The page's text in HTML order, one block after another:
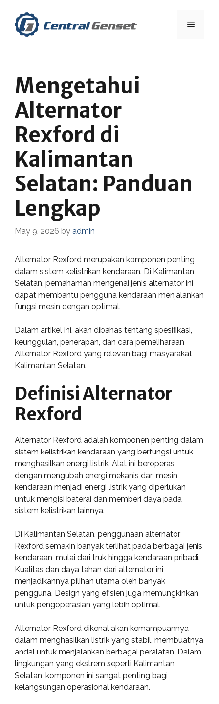
content
Menu
Mengetahui
Alternator
Rexford di
Kalimantan
Selatan: Panduan
Lengkap
May 9, 2026 by admin
Alternator Rexford merupakan komponen penting
dalam sistem kelistrikan kendaraan. Di Kalimantan
Selatan, pemahaman mengenai jenis alternator ini
dapat membantu pengguna kendaraan menjalankan
fungsi mesin dengan optimal.
Dalam artikel ini, akan dibahas tentang spesifikasi,
keunggulan, penerapan, dan cara pemeliharaan
Alternator Rexford yang relevan bagi masyarakat
Kalimantan Selatan.
Definisi Alternator
Rexford
Alternator Rexford adalah komponen penting dalam
sistem kelistrikan kendaraan yang berfungsi untuk
menghasilkan energi listrik. Alat ini beroperasi
dengan mengubah energi mekanis dari mesin
kendaraan menjadi energi listrik yang diperlukan
untuk mengisi baterai dan memberi daya pada
sistem kelistrikan lainnya.
Di Kalimantan Selatan, penggunaan alternator
Rexford semakin banyak terlihat pada berbagai jenis
kendaraan, mulai dari truk hingga kendaraan pribadi.
Kualitas dan daya tahan dari alternator ini
menjadikannya pilihan utama oleh banyak
pengguna. Design yang efisien juga memungkinkan
untuk pengoperasian yang lebih optimal.
Alternator Rexford dikenal akan kemampuannya
dalam menghasilkan listrik yang stabil, membuatnya
andal untuk menjalankan berbagai peralatan. Dalam
lingkungan yang ekstrem seperti Kalimantan
Selatan, komponen ini sangat penting bagi
kelangsungan operasional kendaraan.